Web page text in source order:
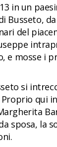
in un
Busseto,
del
e mosse i
si
qui
sposa, la